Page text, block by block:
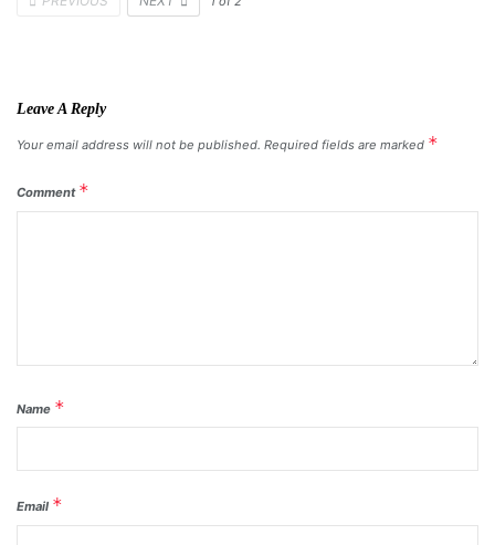
Leave A Reply
Your email address will not be published. Required fields are marked *
Comment *
Name *
Email *